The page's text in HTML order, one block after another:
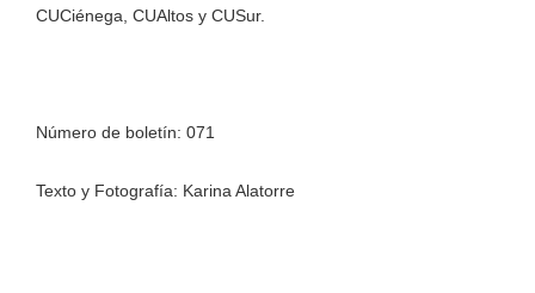
CUCiénega, CUAltos y CUSur.
Número de boletín: 071
Texto y Fotografía: Karina Alatorre